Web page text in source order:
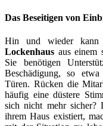
Das Beseitigen von
Hin und wieder
Lockenhaus aus einem
Sie benötigen
Beschädigung, so
Türen. Rücken die
häufig eine düstere
sich nicht mehr sicher?
ihrem Haus existiert,